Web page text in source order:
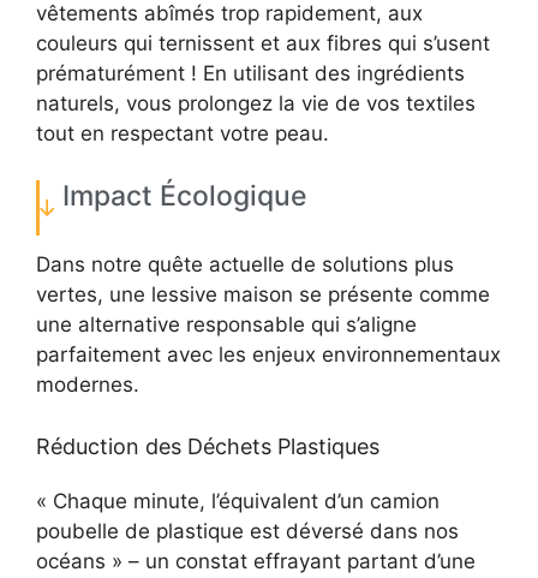
vêtements abîmés trop rapidement, aux
couleurs qui ternissent et aux fibres qui s’usent
prématurément ! En utilisant des ingrédients
naturels, vous prolongez la vie de vos textiles
tout en respectant votre peau.
Impact Écologique
Dans notre quête actuelle de solutions plus
vertes, une lessive maison se présente comme
une alternative responsable qui s’aligne
parfaitement avec les enjeux environnementaux
modernes.
Réduction des Déchets Plastiques
« Chaque minute, l’équivalent d’un camion
poubelle de plastique est déversé dans nos
océans » – un constat effrayant partant d’une